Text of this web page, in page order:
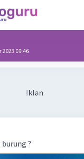
2023 09:46
Iklan
?